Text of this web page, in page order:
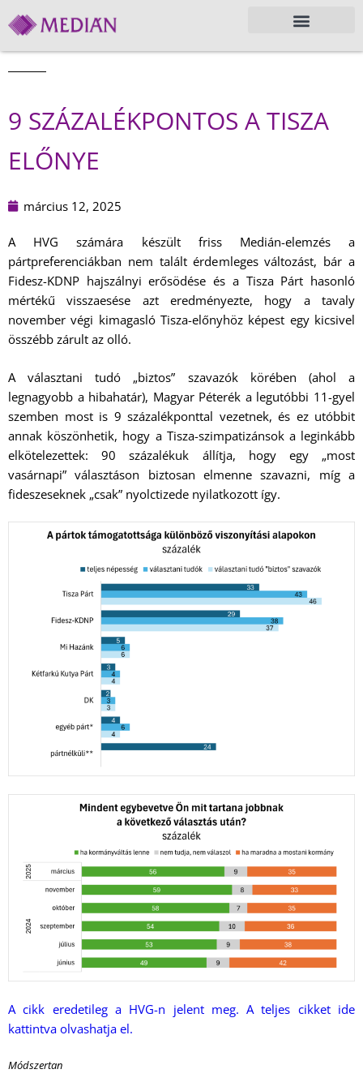
9 SZÁZALÉKPONTOS A TISZA
ELŐNYE
március 12, 2025
A HVG számára készült friss Medián-elemzés a
pártpreferenciákban nem talált érdemleges változást, bár a
Fidesz-KDNP hajszálnyi erősödése és a Tisza Párt hasonló
mértékű visszaesése azt eredményezte, hogy a tavaly
november végi kimagasló Tisza-előnyhöz képest egy kicsivel
összébb zárult az olló.
A választani tudó „biztos” szavazók körében (ahol a
legnagyobb a hibahatár), Magyar Péterék a legutóbbi 11-gyel
szemben most is 9 százalékponttal vezetnek, és ez utóbbit
annak köszönhetik, hogy a Tisza-szimpatizánsok a leginkább
elkötelezettek: 90 százalékuk állítja, hogy egy „most
vasárnapi” választáson biztosan elmenne szavazni, míg a
fideszeseknek „csak” nyolctizede nyilatkozott így.
A cikk eredetileg a HVG-n jelent meg. A teljes cikket ide
kattintva olvashatja el.
Módszertan